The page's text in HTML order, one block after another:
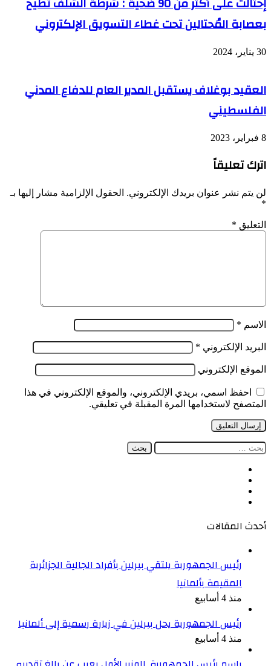
بعصابة المُحتالين تحت غطاء التسويق الإلكتروني
30 يناير، 2024
العقيد بوغلاف يستقبل المدير العام للدفاع المدني
الفلسطيني
8 فبراير، 2023
اترك تعليقاً
لن يتم نشر عنوان بريدك الإلكتروني. الحقول الإلزامية مشار إليها بـ
*
التعليق *
الاسم *
البريد الإلكتروني *
الموقع الإلكتروني
احفظ اسمي، بريدي الإلكتروني، والموقع الإلكتروني في هذا
المتصفح لاستخدامها المرة المقبلة في تعليقي.
البحث
أحدث المقالات
رئيس الجمهورية يلتقي ببرلين بأفراد الجالية الجزائرية
المقيمة بألمانيا
منذ 4 أسابيع
رئيس الجمهورية يحل ببرلين في زيارة رسمية إلى ألمانيا
منذ 4 أسابيع